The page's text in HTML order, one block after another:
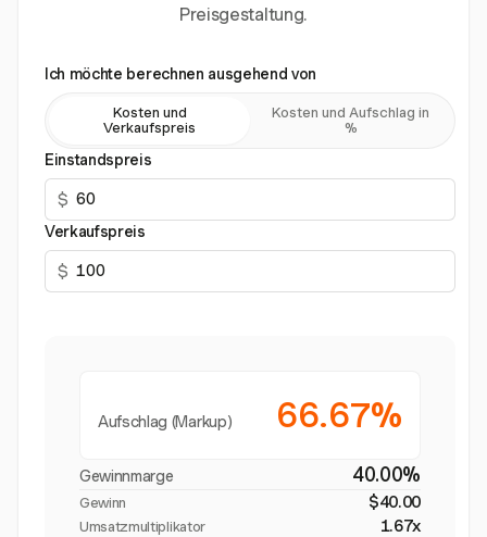
Preisgestaltung.
Ich möchte berechnen ausgehend von
Kosten und
Verkaufspreis
Kosten und Aufschlag in
%
Einstandspreis
$
Verkaufspreis
$
Aufschlag (Markup) 66.67%
Gewinnmarge 40.00%
Gewinn $40.00
Umsatzmultiplikator 1.67x